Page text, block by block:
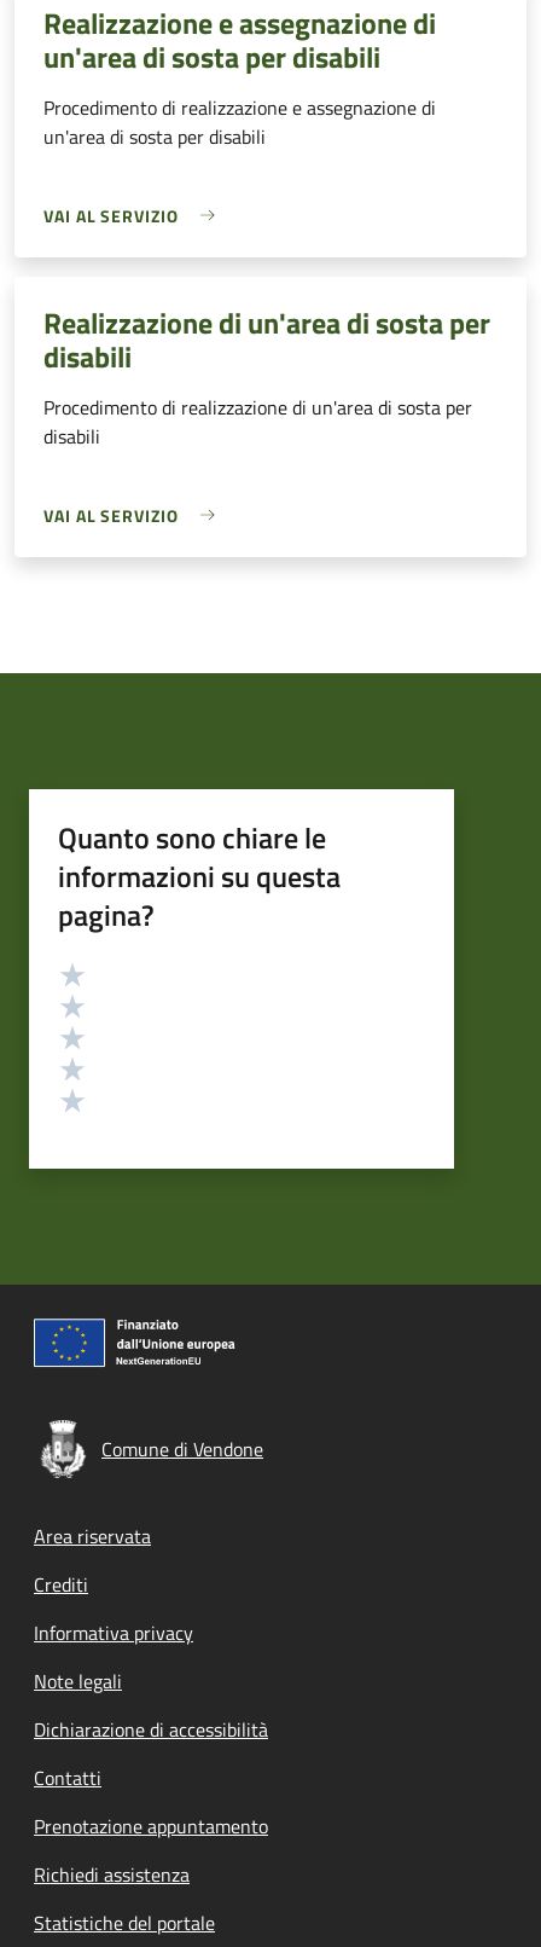
Realizzazione e assegnazione di
un'area di sosta per disabili
Procedimento di realizzazione e assegnazione di
un'area di sosta per disabili
VAI AL SERVIZIO
Realizzazione di un'area di sosta per
disabili
Procedimento di realizzazione di un'area di sosta per
disabili
VAI AL SERVIZIO
Quanto sono chiare le
informazioni su questa
pagina?
Valutazione
Comune di Vendone
Footer menu
Area riservata
Crediti
Informativa privacy
Note legali
Dichiarazione di accessibilità
Contatti
Prenotazione appuntamento
Richiedi assistenza
Statistiche del portale